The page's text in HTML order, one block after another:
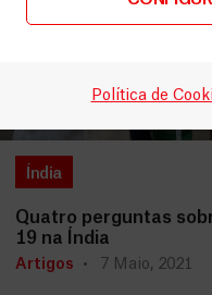
Política de
Índia
Quatro perguntas
19 na Índia
Artigos 7 Maio, 2021